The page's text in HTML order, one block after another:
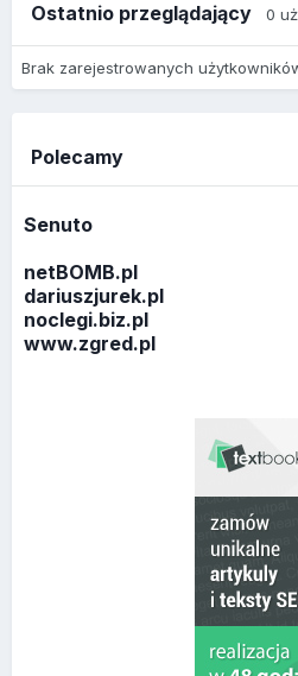
Ostatnio przeglądający 0
Brak zarejestrowanych
Polecamy
Senuto
netBOMB.pl
dariuszjurek.pl
noclegi.biz.pl
www.zgred.pl